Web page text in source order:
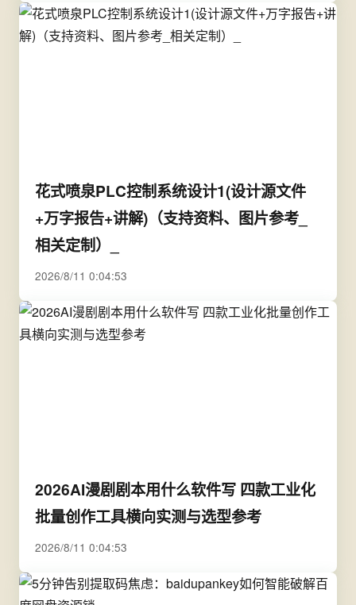
花式喷泉PLC控制系统设计1(设计源文件
+万字报告+讲解)（支持资料、图片参考_
相关定制）_
2026/8/11 0:04:53
2026AI漫剧剧本用什么软件写 四款工业化
批量创作工具横向实测与选型参考
2026/8/11 0:04:53